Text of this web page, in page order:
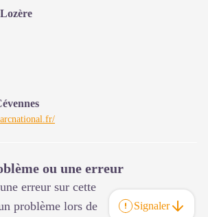
ou une erreur
erreur sur cette
problème lors de
Signaler